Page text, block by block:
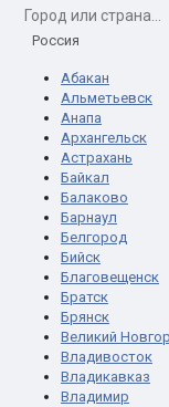
Абакан
Альметьевск
Анапа
Архангельск
Астрахань
Байкал
Балаково
Барнаул
Белгород
Бийск
Благовещенск
Братск
Брянск
Великий
Владивосток
Владикавказ
Владимир